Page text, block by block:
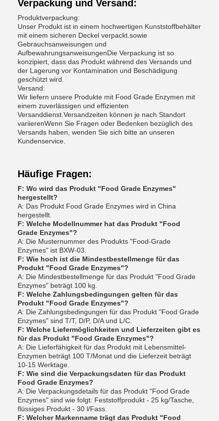
Verpackung und Versand:
Produktverpackung:
Unser Produkt ist in einem hochwertigen Kunststoffbehälter
mit einem sicheren Deckel verpackt.sowie
Gebrauchsanweisungen und
AufbewahrungsanweisungenDie Verpackung ist so
konzipiert, dass das Produkt während des Versands und
der Lagerung vor Kontamination und Beschädigung
geschützt wird.
Versand:
Wir liefern unsere Produkte mit Food Grade Enzymen mit
einem zuverlässigen und effizienten
Versanddienst.Versandzeiten können je nach Standort
variierenWenn Sie Fragen oder Bedenken bezüglich des
Versands haben, wenden Sie sich bitte an unseren
Kundenservice.
Häufige Fragen:
F: Wo wird das Produkt "Food Grade Enzymes"
hergestellt?
A: Das Produkt Food Grade Enzymes wird in China
hergestellt.
F: Welche Modellnummer hat das Produkt "Food
Grade Enzymes"?
A: Die Musternummer des Produkts "Food-Grade
Enzymes" ist BXW-03.
F: Wie hoch ist die Mindestbestellmenge für das
Produkt "Food Grade Enzymes"?
A: Die Mindestbestellmenge für das Produkt "Food Grade
Enzymes" beträgt 100 kg.
F: Welche Zahlungsbedingungen gelten für das
Produkt "Food Grade Enzymes"?
A: Die Zahlungsbedingungen für das Produkt "Food Grade
Enzymes" sind T/T, D/P, D/A und L/C.
F: Welche Liefermöglichkeiten und Lieferzeiten gibt es
für das Produkt "Food Grade Enzymes"?
A: Die Lieferfähigkeit für das Produkt mit Lebensmittel-
Enzymen beträgt 100 T/Monat und die Lieferzeit beträgt
10-15 Werktage.
F: Wie sind die Verpackungsdaten für das Produkt
Food Grade Enzymes?
A: Die Verpackungsdetails für das Produkt "Food Grade
Enzymes" sind wie folgt: Feststoffprodukt - 25 kg/Tasche,
flüssiges Produkt - 30 l/Fass.
F: Welcher Markenname trägt das Produkt "Food